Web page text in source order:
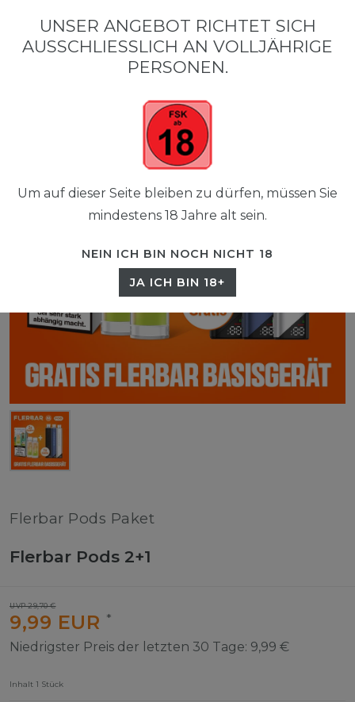
0
0,00 EUR
Flerbar Pods Paket
Flerbar Pods 2+1
UVP 29,70 €
9,99 EUR *
Niedrigster Preis der letzten 30 Tage: 9,99 €
Inhalt 1 Stück
UNSER ANGEBOT RICHTET SICH
AUSSCHLIESSLICH AN VOLLJÄHRIGE P
ERSONEN.
Um auf dieser Seite bleiben zu dürfen, müssen Sie
mindestens 18 Jahre alt sein.
NEIN ICH BIN NOCH NICHT 18
JA ICH BIN 18+